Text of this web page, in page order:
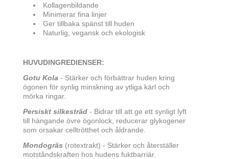
Kollagenbildande
Minimerar fina linjer
Ger tillbaka spänst till huden
Naturlig, vegansk och ekologisk
HUVUDINGREDIENSER:
Gotu Kola - Stärker och förbättrar huden kring
ögonen för synlig minskning av ytliga kärl och
mörka ringar.
Persiskt silkesträd - Bidrar till att ge ett synligt lyft
till hängande övre ögonlock, reducerar glykogener
som orsakar celltrötthet och åldrande.
Mondogräs (rotextrakt) - Stärker och återställer
motståndskraften hos hudens fuktbarriär.